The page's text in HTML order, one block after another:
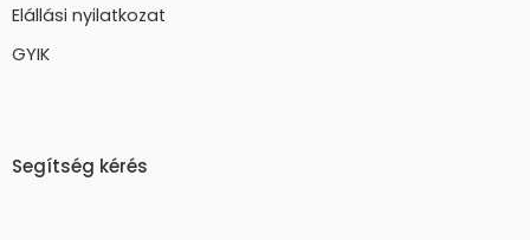
Elállási nyilatkozat
GYIK
Segítség kérés